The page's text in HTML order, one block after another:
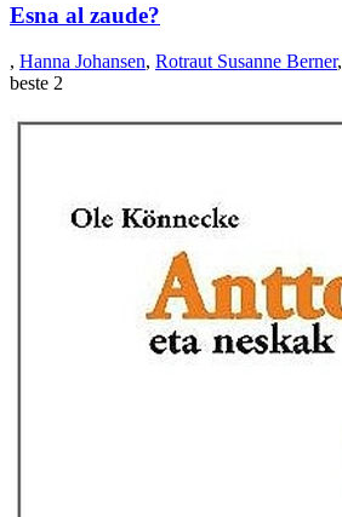
Esna al zaude?
, Hanna Johansen, Rotraut Susanne Berner,
beste 2